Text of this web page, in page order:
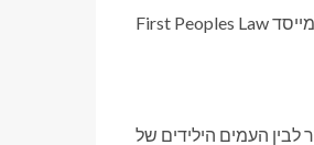
"האומות הראשונות הן השותפים הבכירים בשולחן החוקתי", אמר ברוס מקאיבור, שותף בכיר ומייסד First Peoples Law
לבין העמים הילידים של